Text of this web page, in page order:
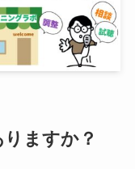
ますか？